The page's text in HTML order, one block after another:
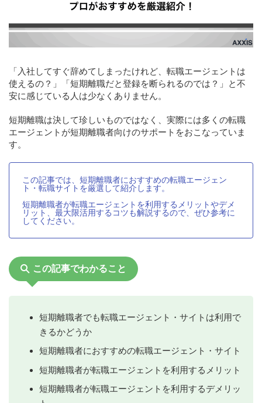
「入社してすぐ辞めてしまったけれど、転職エージェントは
使えるの？」「短期離職だと登録を断られるのでは？」と不
安に感じている人は少なくありません。
短期離職は決して珍しいものではなく、実際には多くの転職
エージェントが短期離職者向けのサポートをおこなっていま
す。
この記事では、短期離職者におすすめの転職エージェン
ト・転職サイトを厳選して紹介します。
短期離職者が転職エージェントを利用するメリットやデメ
リット、最大限活用するコツも解説するので、ぜひ参考に
してください。
この記事でわかること
短期離職者でも転職エージェント・サイトは利用で
きるかどうか
短期離職者におすすめの転職エージェント・サイト
短期離職者が転職エージェントを利用するメリット
短期離職者が転職エージェントを利用するデメリッ